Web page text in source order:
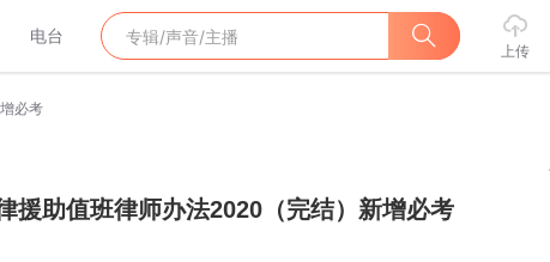
电台
上传
必考
援助值班律师办法2020（完结）新增必考